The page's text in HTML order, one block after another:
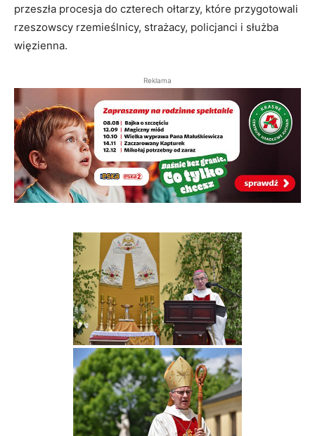
przeszła procesja do czterech ołtarzy, które przygotowali
rzeszowscy rzemieślnicy, strażacy, policjanci i służba
więzienna.
Reklama